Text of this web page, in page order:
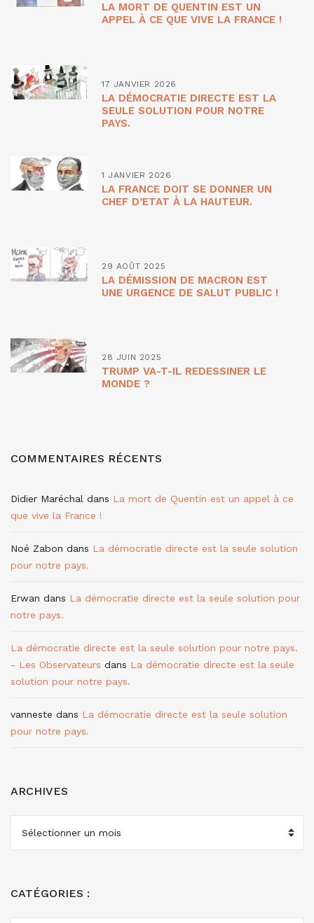
LA MORT DE QUENTIN EST UN
APPEL À CE QUE VIVE LA FRANCE !
17 JANVIER 2026
LA DÉMOCRATIE DIRECTE EST LA
SEULE SOLUTION POUR NOTRE
PAYS.
1 JANVIER 2026
LA FRANCE DOIT SE DONNER UN
CHEF D’ETAT À LA HAUTEUR.
29 AOÛT 2025
LA DÉMISSION DE MACRON EST
UNE URGENCE DE SALUT PUBLIC !
28 JUIN 2025
TRUMP VA-T-IL REDESSINER LE
MONDE ?
COMMENTAIRES RÉCENTS
Didier Maréchal dans La mort de Quentin est un appel à ce
que vive la France !
Noé Zabon dans La démocratie directe est la seule solution
pour notre pays.
Erwan dans La démocratie directe est la seule solution pour
notre pays.
La démocratie directe est la seule solution pour notre pays.
- Les Observateurs dans La démocratie directe est la seule
solution pour notre pays.
vanneste dans La démocratie directe est la seule solution
pour notre pays.
ARCHIVES
CATÉGORIES :